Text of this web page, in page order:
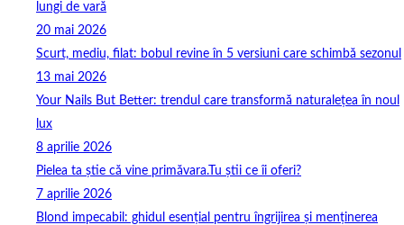
lungi de vară
20 mai 2026
Scurt, mediu, filat: bobul revine în 5 versiuni care schimbă sezonul
13 mai 2026
Your Nails But Better: trendul care transformă naturalețea în noul
lux
8 aprilie 2026
Pielea ta știe că vine primăvara.Tu știi ce îi oferi?
7 aprilie 2026
Blond impecabil: ghidul esențial pentru îngrijirea și menținerea